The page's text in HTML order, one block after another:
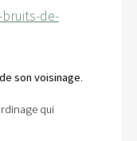
de-
son voisinage.
qui